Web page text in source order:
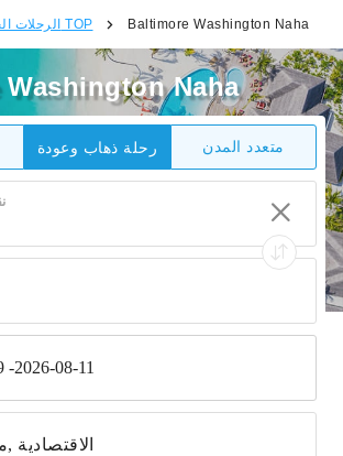
الرحلات الجوية الدولية TOP Baltimore Washington Naha
Naha
رحلة ذهاب وعودة متعدد المدن
2026-08-11
مسافرون, الاقتصادية